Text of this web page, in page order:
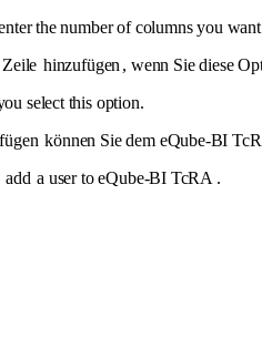
the number of columns you
hinzufügen , wenn Sie diese
select this option.
können Sie dem eQube-BI
add a user to eQube-BI TcRA .